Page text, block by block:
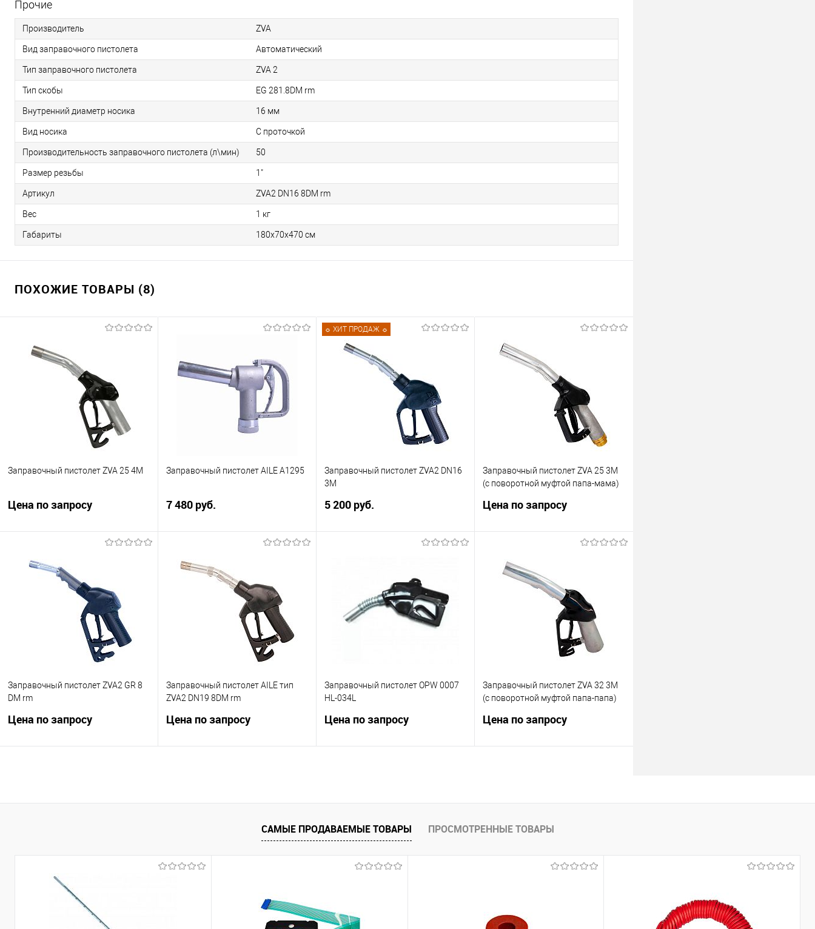
Прочие
Производитель ZVA
Вид заправочного пистолета Автоматический
Тип заправочного пистолета ZVA 2
Тип скобы EG 281.8DM rm
Внутренний диаметр носика 16 мм
Вид носика С проточкой
Производительность заправочного пистолета (л\мин) 50
Размер резьбы 1"
Артикул ZVA2 DN16 8DM rm
Вес 1 кг
Габариты 180х70х470 см
ПОХОЖИЕ ТОВАРЫ (8)
Заправочный пистолет ZVA 25 4M
Цена по запросу
Автоматический раздаточный кран
мм. Производительность до 140
л\мин. Тип скобы EG 281.4M.
Запросить цену
Сравнить
Заправочный пистолет AILE A1295
7 480 руб.
Ручной заправочный пистолет AILE
Купить
Сравнить
В наличии
☼ ХИТ ПРОДАЖ ☼
Заправочный пистолет ZVA2 DN16
3M
5 200 руб.
Подписаться
Сравнить
Заправочный пистолет ZVA 25 3M
(с поворотной муфтой папа-мама)
Цена по запросу
Автоматический раздаточный кран
папа-мама. Диаметр 25 мм.
Производительность 140 л\мин.
Тип скобы EG 281.3M.
Запросить цену
В избранное
Недоступно
Заправочный пистолет ZVA2 GR 8
DM rm
Цена по запросу
rm
Купить в 1 клик
Заправочный пистолет AILE тип
ZVA2 DN19 8DM rm
Цена по запросу
Купить в 1 клик
Сравнить
В избранное
Заправочный пистолет OPW 0007
HL-034L
Цена по запросу
Запросить цену
Купить в 1 клик
Заправочный пистолет ZVA 32 3М
(с поворотной муфтой папа-папа)
Цена по запросу
Купить в 1 клик
Сравнить
Недоступно
САМЫЕ ПРОДАВАЕМЫЕ ТОВАРЫ ПРОСМОТРЕННЫЕ ТОВАРЫ